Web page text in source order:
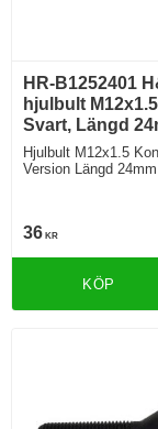
HR-B1252401
hjulbult
Svart, Längd
Hjulbult M12x1.5
Version Längd 24mm
36 KR
KÖP